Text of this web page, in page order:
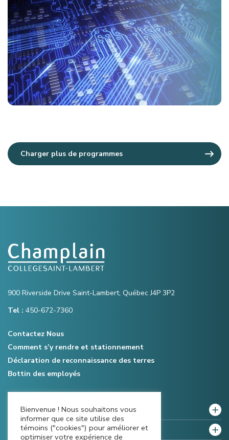
Charger plus de programmes
900 Riverside Drive Saint-Lambert, Québec J4P 3P2
Tel : 450-672-7360
Contactez Nous
Comment s’y rendre et stationnement
Déclaration de reconnaissance des terres
Bottin des employés
Notre collège
Politiques et règlements
Bienvenue ! Nous souhaitons vous
informer que ce site utilise des
témoins ("cookies") pour améliorer et
optimiser votre expérience de